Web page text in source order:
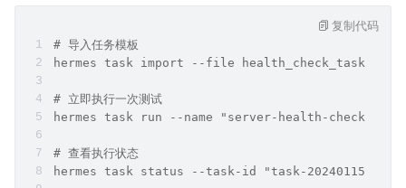
# 导入任务模板
hermes task import --file health_check_task.yaml
# 立即执行一次测试
hermes task run --name "server-health-check" --
# 查看执行状态
hermes task status --task-id "task-20240115-001"
复制代码